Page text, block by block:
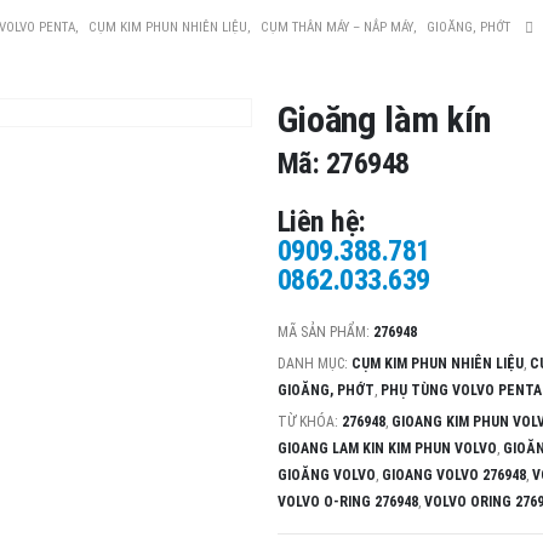
PENTA, CỤM KIM PHUN NHIÊN LIỆU, CỤM THÂN MÁY – NẮP MÁY, GIOĂNG, PHỚT
Gioăng làm kín
Mã: 276948
Liên hệ:
0909.388.781
0862.033.639
MÃ SẢN PHẨM: 276948
DANH MỤC: CỤM KIM PHUN NHIÊN LIỆU,
GIOĂNG, PHỚT, PHỤ TÙNG VOLVO PENTA
TỪ KHÓA: 276948, GIOANG KIM PHUN
GIOANG LAM KIN KIM PHUN VOLVO,
GIOĂNG VOLVO, GIOANG VOLVO 276948,
VOLVO O-RING 276948, VOLVO ORING